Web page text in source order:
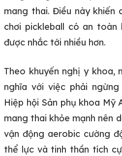
mang thai. Điều này khiến
chơi pickleball có an toàn
được nhắc tới nhiều hơn.
Theo khuyến nghị y khoa,
nghĩa với việc phải
Hiệp hội Sản phụ khoa Mỹ
mang thai khỏe mạnh nên
vận động aerobic cường
thể lực và tinh thần tích